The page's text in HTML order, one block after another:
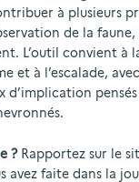
à plusieurs
de la
L’outil convient à
et à l’escalade,
d’implication
?Rapportez sur le
avez faite dans la